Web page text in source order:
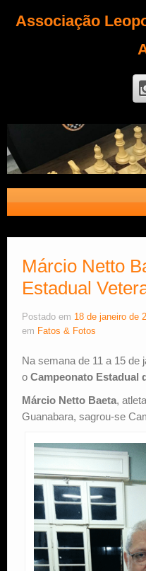
Associação
Fique Sócio
Quem Somos?
Calendário
Márcio Netto
Estadual
Postado em 18 de janeiro de
em Fatos & Fotos
Na semana de 11 a 15 de
o Campeonato Estadual
Márcio Netto Baeta,
Guanabara, sagrou-se